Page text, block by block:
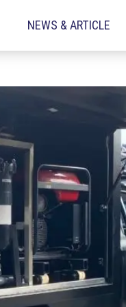
NEWS & ARTICLE